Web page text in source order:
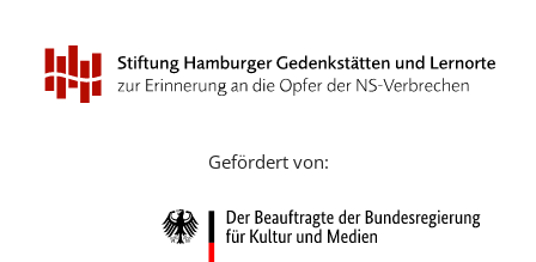
Português
Русский
Gefördert von: